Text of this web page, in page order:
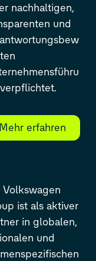
nachhaltigen,
und
Mehr erfahren
Volkswagen
ist als aktiver
in globalen,
und